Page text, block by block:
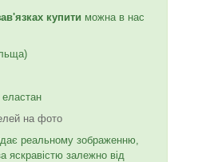
купити можна в нас
на фото
реальному зображенню,
яскравістю залежно від